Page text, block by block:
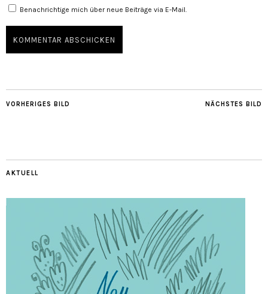
Benachrichtige mich über neue Beiträge via E-Mail.
NÄCHSTES BILD
VORHERIGES BILD
AKTUELL